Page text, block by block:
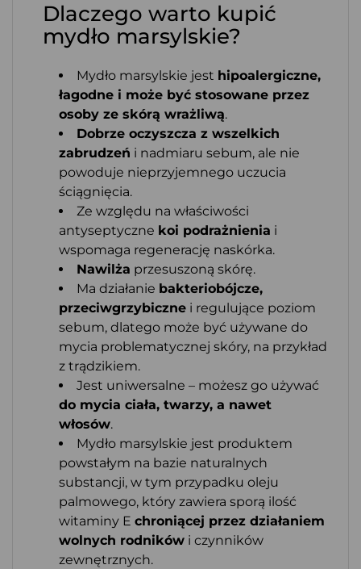
Dlaczego warto kupić
mydło marsylskie?
Mydło marsylskie jest hipoalergiczne,
łagodne i może być stosowane przez
osoby ze skórą wrażliwą.
Dobrze oczyszcza z wszelkich
zabrudzeń i nadmiaru sebum, ale nie
powoduje nieprzyjemnego uczucia
ściągnięcia.
Ze względu na właściwości
antyseptyczne koi podrażnienia i
wspomaga regenerację naskórka.
Nawilża przesuszoną skórę.
Ma działanie bakteriobójcze,
przeciwgrzybiczne i regulujące poziom
sebum, dlatego może być używane do
mycia problematycznej skóry, na przykład
z trądzikiem.
Jest uniwersalne – możesz go używać
do mycia ciała, twarzy, a nawet
włosów.
Mydło marsylskie jest produktem
powstałym na bazie naturalnych
substancji, w tym przypadku oleju
palmowego, który zawiera sporą ilość
witaminy E chroniącej przez działaniem
wolnych rodników i czynników
zewnętrznych.